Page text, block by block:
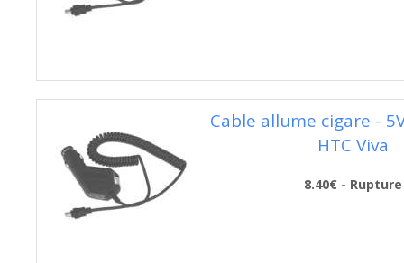
Cable allume cigare -
HTC Viva
8.40€ - Rupture